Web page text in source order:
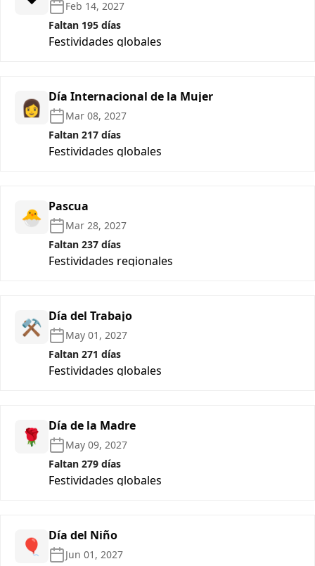
Feb 14, 2027
Faltan 195 días
Festividades globales
👩 Día Internacional de la Mujer
Mar 08, 2027
Faltan 217 días
Festividades globales
🐣 Pascua
Mar 28, 2027
Faltan 237 días
Festividades regionales
⚒️ Día del Trabajo
May 01, 2027
Faltan 271 días
Festividades globales
🌹 Día de la Madre
May 09, 2027
Faltan 279 días
Festividades globales
🎈 Día del Niño
Jun 01, 2027